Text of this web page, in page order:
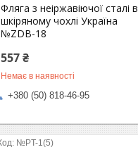
Фляга з неіржавіючої сталі в
шкіряному чохлі Україна
№ZDB-18
557 ₴
Немає в наявності
+380 (50) 818-46-95
№PT-1(5)